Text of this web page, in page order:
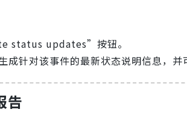
status updates”按钮。
针对该事件的最新状态说明信息，并
告